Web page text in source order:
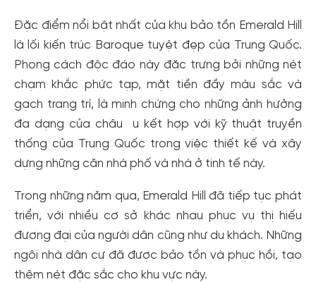
Đặc điểm nổi bật nhất của khu bảo tồn Emerald Hill
là lối kiến ​​trúc Baroque tuyệt đẹp của Trung Quốc.
Phong cách độc đáo này đặc trưng bởi những nét
chạm khắc phức tạp, mặt tiền đầy màu sắc và
gạch trang trí, là minh chứng cho những ảnh hưởng
đa dạng của châu u kết hợp với kỹ thuật truyền
thống của Trung Quốc trong việc thiết kế và xây
dựng những căn nhà phố và nhà ở tinh tế này.
Trong những năm qua, Emerald Hill đã tiếp tục phát
triển, với nhiều cơ sở khác nhau phục vụ thị hiếu
đương đại của người dân cũng như du khách. Những
ngôi nhà dân cư đã được bảo tồn và phục hồi, tạo
thêm nét đặc sắc cho khu vực này.